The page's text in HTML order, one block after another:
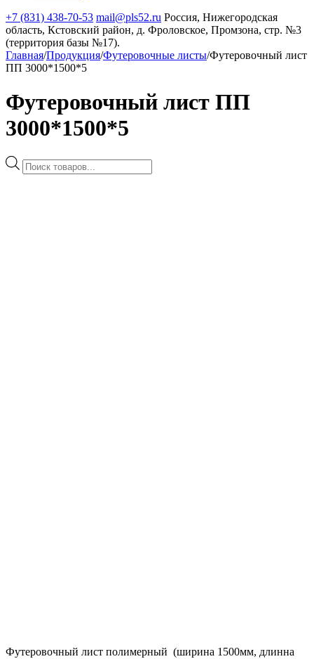
+7 (831) 438-70-53 mail@pls52.ru Россия, Нижегородская
область, Кстовский район, д. Фроловское, Промзона, стр. №3
(территория базы №17).
Главная/Продукция/Футеровочные листы/Футеровочный лист
ПП 3000*1500*5
Футеровочный лист ПП
3000*1500*5
Поиск
товаров
Футеровочный лист полимерный (ширина 1500мм, длинна